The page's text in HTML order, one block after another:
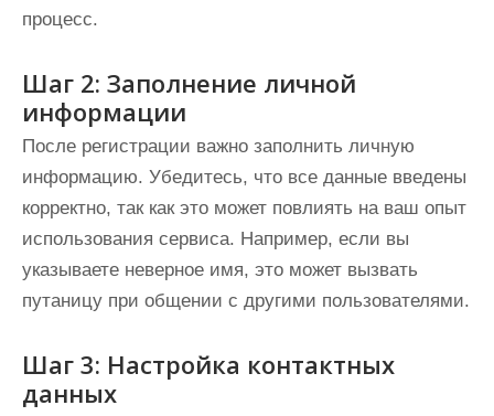
процесс.
Шаг 2: Заполнение личной
информации
После регистрации важно заполнить личную
информацию. Убедитесь, что все данные введены
корректно, так как это может повлиять на ваш опыт
использования сервиса. Например, если вы
указываете неверное имя, это может вызвать
путаницу при общении с другими пользователями.
Шаг 3: Настройка контактных
данных